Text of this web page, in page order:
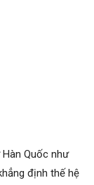
Quốc như
định thế hệ